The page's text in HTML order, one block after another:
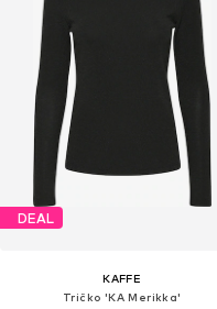
DEAL
KAFFE
Tričko 'KA Merikka'